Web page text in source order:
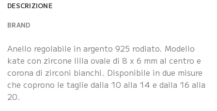
DESCRIZIONE
BRAND
Anello regolabile in argento 925 rodiato. Modello
kate con zircone lilla ovale di 8 x 6 mm al centro e
corona di zirconi bianchi. Disponibile in due misure
che coprono le taglie dalla 10 alla 14 e dalla 16 alla
20.